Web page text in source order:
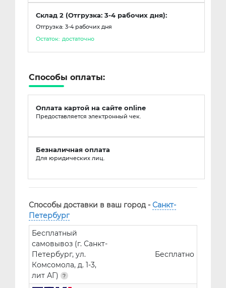
Склад 2 (Отгрузка: 3-4 рабочих дня):
Отгрузка: 3-4 рабочих дня
Остаток: достаточно
Способы оплаты:
Оплата картой на сайте online
Предоставляется электронный чек.
Безналичная оплата
Для юридических лиц.
Способы доставки в ваш город - Санкт-
Петербург
Бесплатный
самовывоз (г. Санкт-
Петербург, ул.
Комсомола, д. 1-3,
лит АГ)
Бесплатно